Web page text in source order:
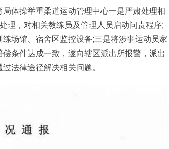
操举重柔道运动管理中心一是严肃处理相
理，对相关教练员及管理人员启动问责程序;
场馆、宿舍区监控设备;三是将涉事运动员家
条件达成一致，遂向辖区派出所报警，派出
法律途径解决相关问题。